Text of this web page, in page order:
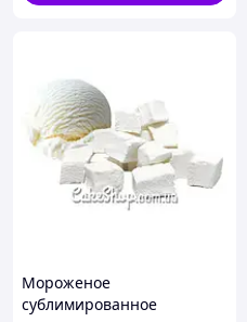
Мороженое
сублимированное